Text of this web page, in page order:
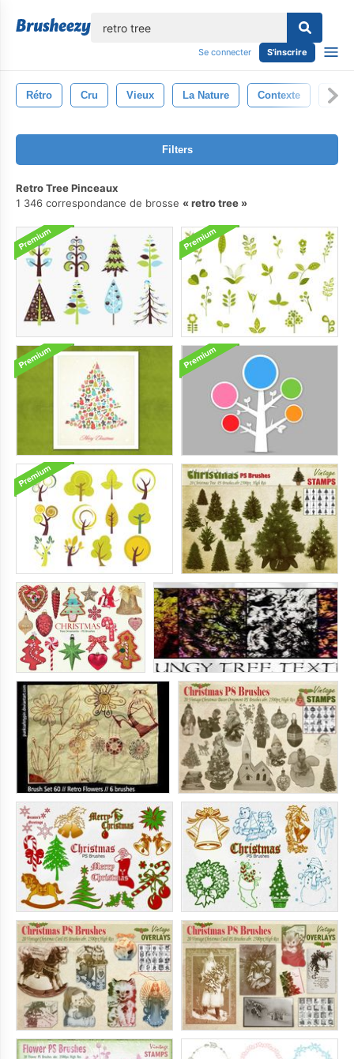
Se connecter S'inscrire
Rétro Cru Vieux La Nature Contexte En
Filters
Retro Tree Pinceaux
1 346 correspondance de brosse
retro tree